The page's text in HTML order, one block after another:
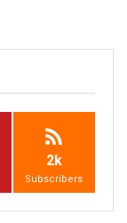
2k
Subscribers